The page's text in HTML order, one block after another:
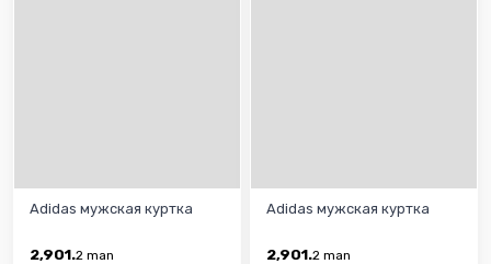
Adidas мужская куртка
2,901.2 man
Adidas мужская куртка
2,901.2 man